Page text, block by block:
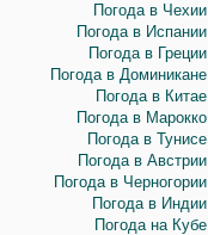
Погода в Чехии
Погода в Испании
Погода в Греции
Погода в Доминикане
Погода в Китае
Погода в Марокко
Погода в Тунисе
Погода в Австрии
Погода в Черногории
Погода в Индии
Погода на Кубе